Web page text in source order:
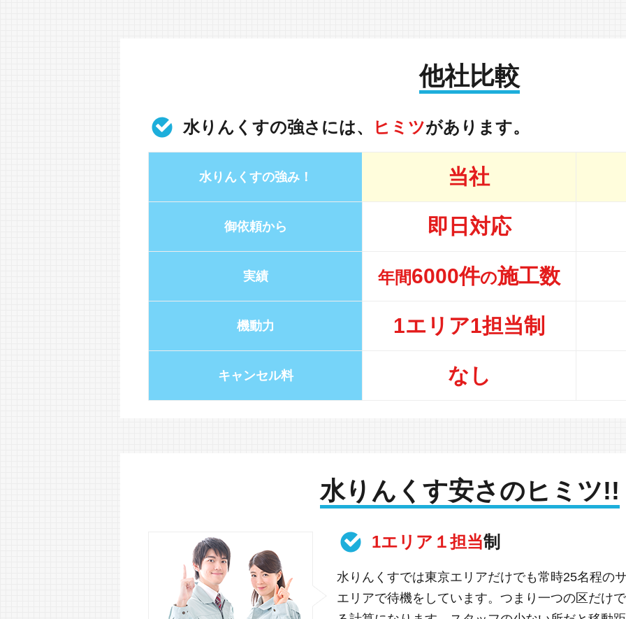
他社比較
水りんくすの強さには、 ヒミツがあります。
水りんくすの強み！ 当社
御依頼から 即日対応
実績 年間6000件の施工数
機動力 1エリア1担当制
キャンセル料 なし
水りんくす安さのヒミツ!!
1エリア１担当制
水りんくすでは東京エリアだけでも常時25名程の
エリアで待機をしています。つまり一つの区だけ